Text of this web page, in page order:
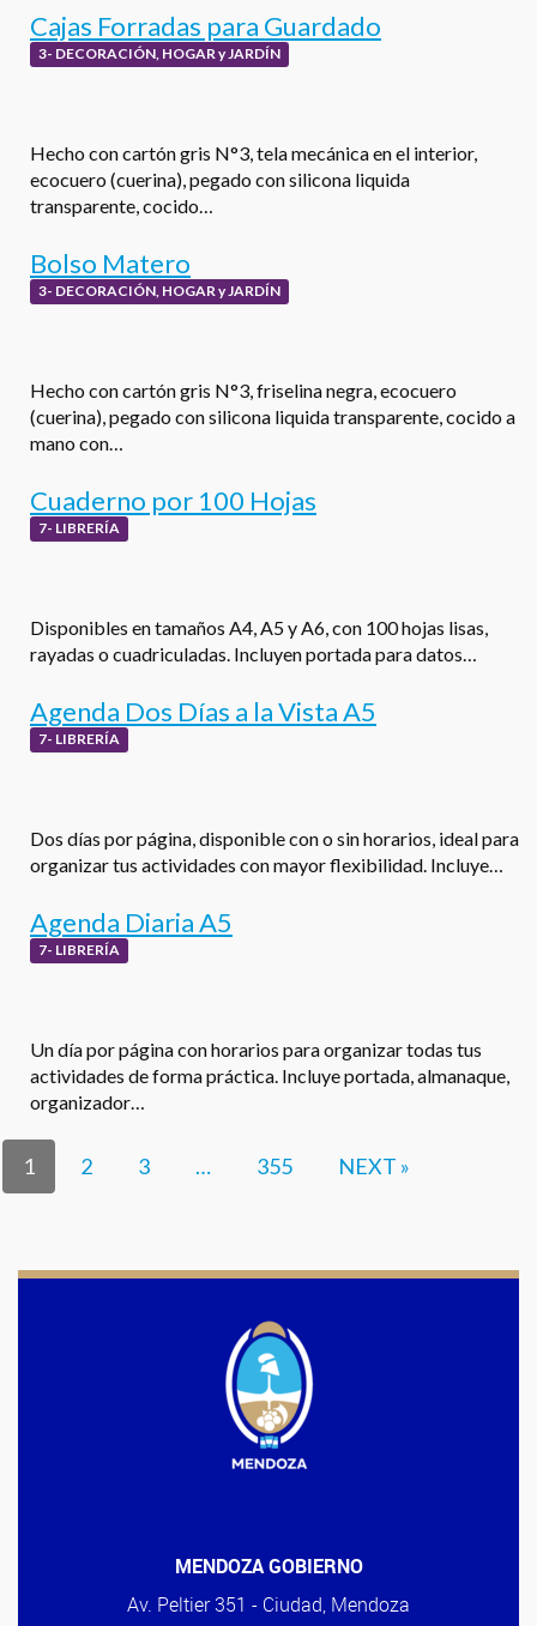
Cajas Forradas para Guardado
3- DECORACIÓN, HOGAR y JARDÍN
Hecho con cartón gris N°3, tela mecánica en el interior,
ecocuero (cuerina), pegado con silicona liquida
transparente, cocido…
Bolso Matero
3- DECORACIÓN, HOGAR y JARDÍN
Hecho con cartón gris N°3, friselina negra, ecocuero
(cuerina), pegado con silicona liquida transparente, cocido a
mano con…
Cuaderno por 100 Hojas
7- LIBRERÍA
Disponibles en tamaños A4, A5 y A6, con 100 hojas lisas,
rayadas o cuadriculadas. Incluyen portada para datos…
Agenda Dos Días a la Vista A5
7- LIBRERÍA
Dos días por página, disponible con o sin horarios, ideal para
organizar tus actividades con mayor flexibilidad. Incluye…
Agenda Diaria A5
7- LIBRERÍA
Un día por página con horarios para organizar todas tus
actividades de forma práctica. Incluye portada, almanaque,
organizador…
1 2 3 … 355 NEXT »
MENDOZA GOBIERNO
Av. Peltier 351 - Ciudad, Mendoza